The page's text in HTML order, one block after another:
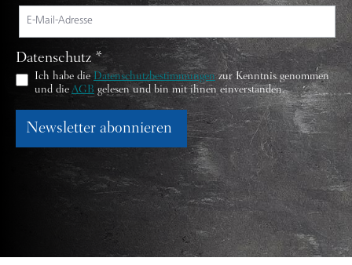
Datenschutz *
Ich habe die Datenschutzbestimmungenzur Kenntnis genommen
und die AGB gelesen und bin mit ihnen einverstanden.
Newsletter abonnieren